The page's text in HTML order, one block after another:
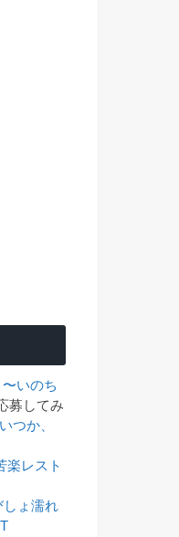
いのち
募してみ
いつか、
楽レスト
しょ濡れ